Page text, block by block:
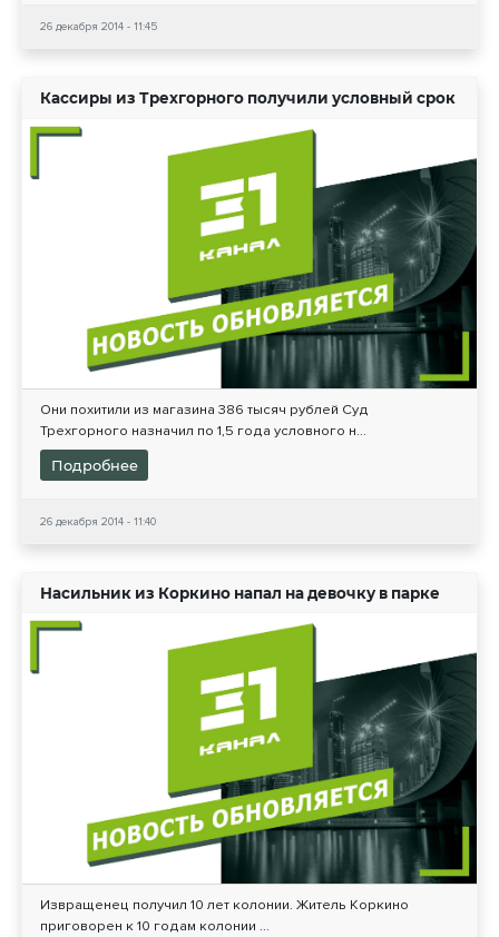
26 декабря 2014 - 11:45
Кассиры из Трехгорного получили условный срок
Они похитили из магазина 386 тысяч рублей Суд
Трехгорного назначил по 1,5 года условного н...
Подробнее
26 декабря 2014 - 11:40
Насильник из Коркино напал на девочку в парке
Извращенец получил 10 лет колонии. Житель Коркино
приговорен к 10 годам колонии ...